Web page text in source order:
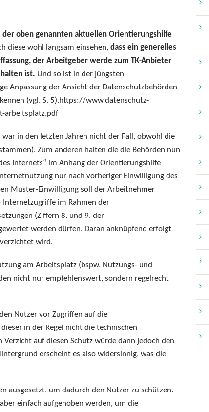
der oben genannten aktuellen Orientierungshilfe
diese wohl langsam einsehen, dass ein generelles
der Arbeitgeber werde zum TK-Anbieter
ist. Und so ist in der jüngsten
Anpassung der Ansicht der Datenschutzbehörden
(vgl. S. 5).https://www.datenschutz-
arbeitsplatz.pdf
in den letzten Jahren nicht der Fall, obwohl die
Zum anderen halten die die Behörden nun
Internets“ im Anhang der Orientierungshilfe
nur nach vorheriger Einwilligung des
Muster-Einwilligung soll der Arbeitnehmer
im Rahmen der
(Ziffern 8. und 9. der
werden dürfen. Daran anknüpfend erfolgt
wird.
am Arbeitsplatz (bspw. Nutzungs- und
nicht nur empfehlenswert, sondern regelrecht
Nutzer vor Zugriffen auf die
in der Regel nicht die technischen
auf diesen Schutz würde dann jedoch den
erscheint es also widersinnig, was die
ausgesetzt, um dadurch den Nutzer zu schützen.
einfach aufgehoben werden, um die